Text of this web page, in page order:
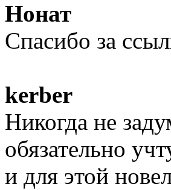
Нонат
Спасибо за
kerber
Никогда не
обязательно
и для этой